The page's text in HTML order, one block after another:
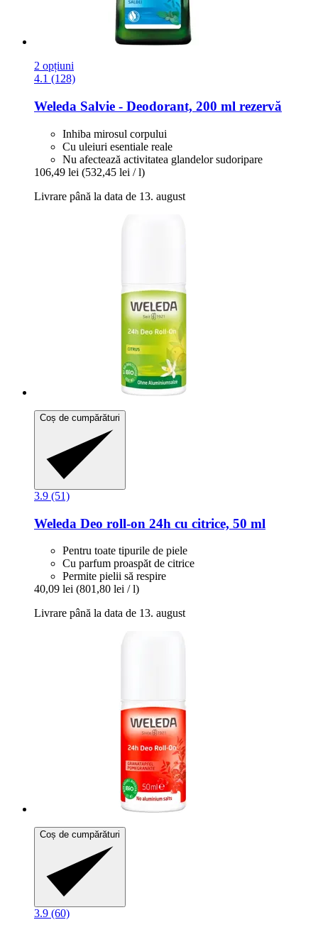
2 opțiuni
4.1 (128)
Weleda Salvie -​ Deodorant, 200 ml rezervă
Inhiba mirosul corpului
Cu uleiuri esentiale reale
Nu afectează activitatea glandelor sudoripare
106,49 lei (532,45 lei / l)
Livrare până la data de 13. august
Coș de cumpărături
3.9 (51)
Weleda Deo roll-​on 24h cu citrice, 50 ml
Pentru toate tipurile de piele
Cu parfum proaspăt de citrice
Permite pielii să respire
40,09 lei (801,80 lei / l)
Livrare până la data de 13. august
Coș de cumpărături
3.9 (60)